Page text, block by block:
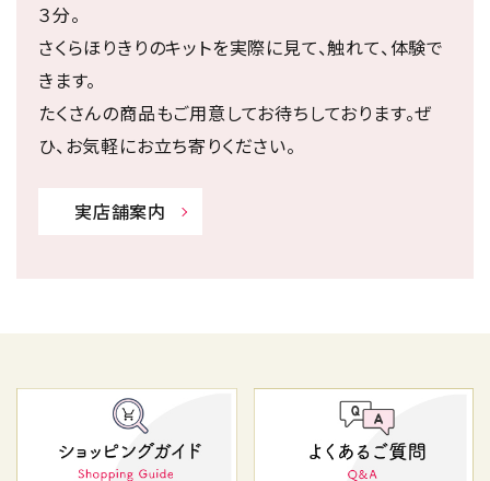
３分。
さくらほりきりのキットを実際に見て、触れて、体験で
きます。
たくさんの商品もご用意してお待ちしております。ぜ
ひ、お気軽にお立ち寄りください。
実店舗案内